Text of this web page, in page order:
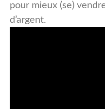
pour mieux (se)
d’argent.